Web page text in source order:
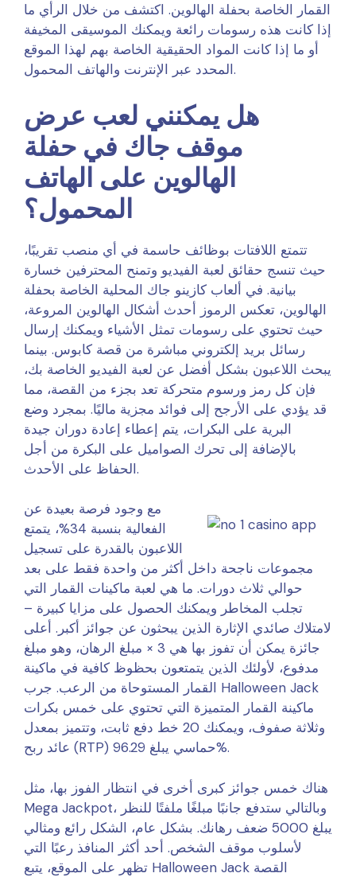
القمار الخاصة بحفلة الهالوين. اكتشف من خلال الرأي ما
إذا كانت هذه رسومات رائعة ويمكنك الموسيقى المخيفة
أو ما إذا كانت المواد الحقيقية الخاصة بهم لهذا الموقع
المحدد عبر الإنترنت والهاتف المحمول.
هل يمكنني لعب عرض
موقف جاك في حفلة
الهالوين على الهاتف
المحمول؟
تتمتع اللافتات بوظائف حاسمة في أي منصب تقريبًا،
حيث تنسج حقائق لعبة الفيديو وتمنح المحترفين خسارة
بيانية. في ألعاب كازينو جاك المحلية الخاصة بحفلة
الهالوين، تعكس الرموز أحدث أشكال الهالوين المروعة،
حيث تحتوي على رسومات تمثل الأشياء ويمكنك إرسال
رسائل بريد إلكتروني مباشرة من قصة كابوس. بينما
يبحث اللاعبون بشكل أفضل عن لعبة الفيديو الخاصة بك،
فإن كل رمز ورسوم متحركة تعد بجزء من القصة، مما
قد يؤدي على الأرجح إلى فوائد مجزية ماليًا. بمجرد وضع
البرية على البكرات، يتم إعطاء إعادة دوران جيدة
بالإضافة إلى تحرك الصواميل على البكرة من أجل
الحفاظ على الأحدث.
مع وجود فرصة بعيدة عن
الفعالية بنسبة 34%، يتمتع
اللاعبون بالقدرة على تسجيل
مجموعات ناجحة داخل أكثر من واحدة فقط على بعد
حوالي ثلاث دورات. ما هي لعبة ماكينات القمار التي
تجلب المخاطر ويمكنك الحصول على مزايا كبيرة –
لامتلاك صائدي الإثارة الذين يبحثون عن جوائز أكبر. أعلى
جائزة يمكن أن تفوز بها هي 3 × مبلغ الرهان، وهو مبلغ
مدفوع، لأولئك الذين يتمتعون بحظوظ كافية في ماكينة
القمار المستوحاة من الرعب. جرب Halloween Jack
ماكينة القمار المتميزة التي تحتوي على خمس بكرات
وثلاثة صفوف، ويمكنك 20 خط دفع ثابت، وتتميز بمعدل
عائد ربح (RTP) حماسي يبلغ 96.29%.
هناك خمس جوائز كبرى أخرى في انتظار الفوز بها، مثل
Mega Jackpot، وبالتالي ستدفع جانبًا مبلغًا ملفتًا للنظر
يبلغ 5000 ضعف رهانك. بشكل عام، الشكل رائع ومثالي
لأسلوب موقف الشخص. أحد أكثر المنافذ رعبًا التي
تظهر على الموقع، يتبع Halloween Jack القصة